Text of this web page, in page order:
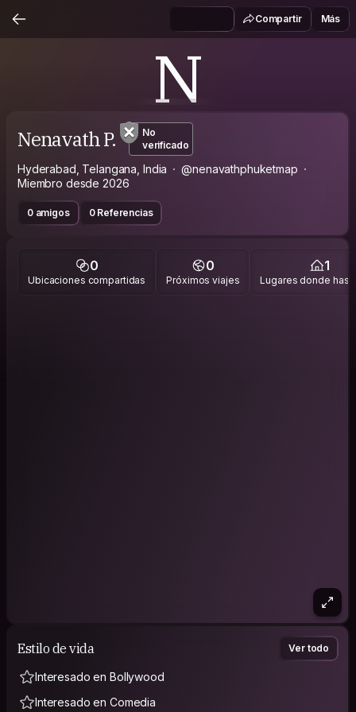
Compartir Más
N
Nenavath P.
No
verificado
Hyderabad, Telangana, India
@nenavathphuketmap
Miembro desde 2026
0 amigos 0 Referencias
0
Ubicaciones compartidas
0
Próximos viajes
1
Lugares donde has
Estilo de vida Ver todo
Interesado en Bollywood
Interesado en Comedia